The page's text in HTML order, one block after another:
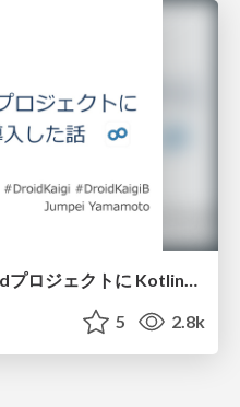
#DroidKaigi 既存のAndroidプロジェクトに Kotlinを導入した話
5 2.8k